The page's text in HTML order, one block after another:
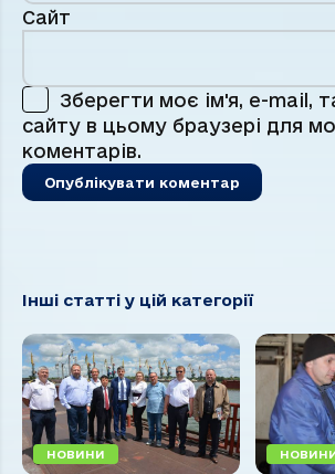
Сайт
Зберегти моє ім'я, e-mail,
сайту в цьому браузері для
коментарів.
Інші статті у цій категорії
НОВИНИ